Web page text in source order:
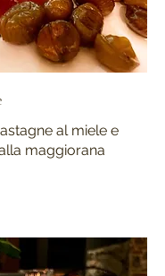
al miele e
maggiorana